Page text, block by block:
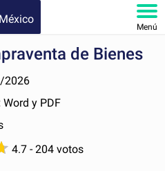
México
Menú
de Bienes
2026
Word y PDF
4.7 - 204 votos